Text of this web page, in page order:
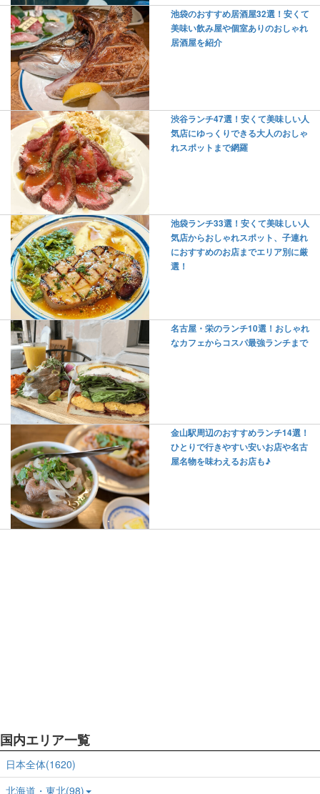
池袋のおすすめ居酒屋32選！安くて
美味い飲み屋や個室ありのおしゃれ
居酒屋を紹介
渋谷ランチ47選！安くて美味しい人
気店にゆっくりできる大人のおしゃ
れスポットまで網羅
池袋ランチ33選！安くて美味しい人
気店からおしゃれスポット、子連れ
におすすめのお店までエリア別に厳
選！
名古屋・栄のランチ10選！おしゃれ
なカフェからコスパ最強ランチまで
金山駅周辺のおすすめランチ14選！
ひとりで行きやすい安いお店や名古
屋名物を味わえるお店も♪
国内エリア一覧
日本全体(1620)
北海道・東北(98)